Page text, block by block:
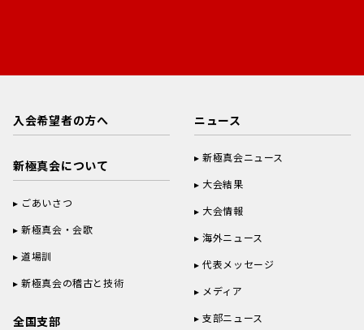
入会希望者の方へ
新極真会について
ごあいさつ
新極真会・会歌
道場訓
新極真会の稽古と技術
全国支部
ニュース
新極真会ニュース
大会結果
大会情報
海外ニュース
代表メッセージ
メディア
支部ニュース